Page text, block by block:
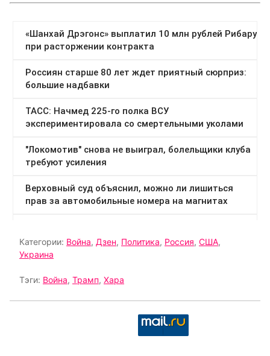
Категории: Война, Дзен, Политика, Россия, США,
Украина
Тэги: Война, Трамп, Хара